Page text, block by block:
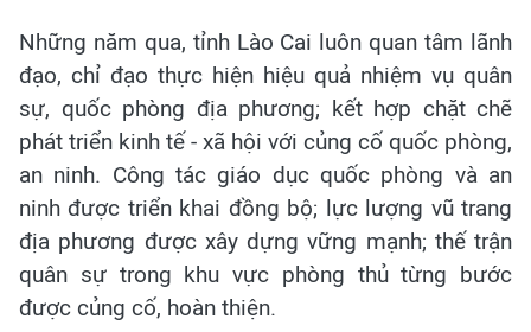
Những năm qua, tỉnh Lào Cai luôn quan tâm lãnh
đạo, chỉ đạo thực hiện hiệu quả nhiệm vụ quân
sự, quốc phòng địa phương; kết hợp chặt chẽ
phát triển kinh tế - xã hội với củng cố quốc phòng,
an ninh. Công tác giáo dục quốc phòng và an
ninh được triển khai đồng bộ; lực lượng vũ trang
địa phương được xây dựng vững mạnh; thế trận
quân sự trong khu vực phòng thủ từng bước
được củng cố, hoàn thiện.